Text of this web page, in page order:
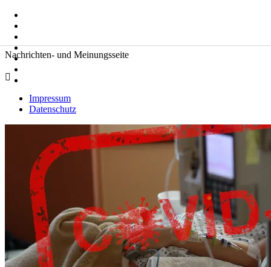
Inhalt
springen
nach:
Zeitkommentare
Nachrichten- und Meinungsseite
Impressum
Datenschutz